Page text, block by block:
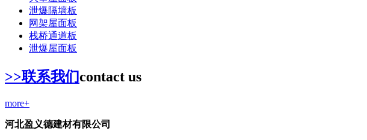
泄爆隔墙板
网架屋面板
栈桥通道板
泄爆屋面板
>>联系我们contact us
more+
河北盈义德建材有限公司